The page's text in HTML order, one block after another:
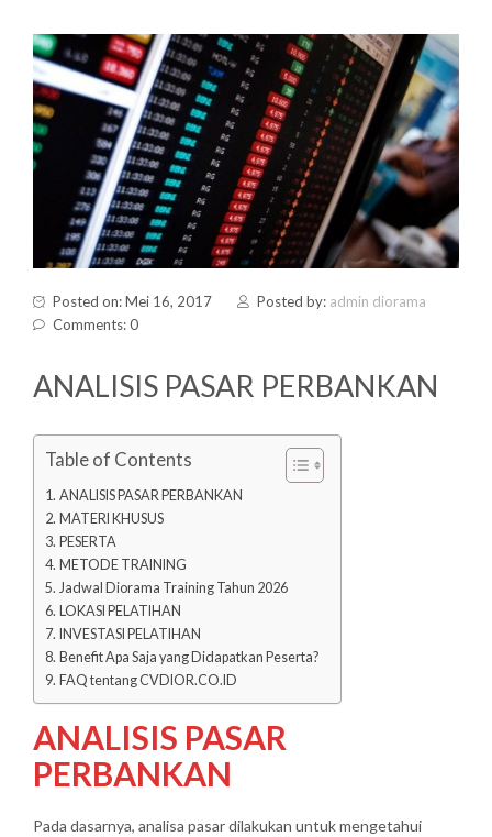
Posted on: Mei 16, 2017 Posted by: admin diorama
Comments: 0
ANALISIS PASAR PERBANKAN
Table of Contents
ANALISIS PASAR PERBANKAN
MATERI KHUSUS
PESERTA
METODE TRAINING
Jadwal Diorama Training Tahun 2026
LOKASI PELATIHAN
INVESTASI PELATIHAN
Benefit Apa Saja yang Didapatkan Peserta?
FAQ tentang CVDIOR.CO.ID
ANALISIS PASAR
PERBANKAN
Pada dasarnya, analisa pasar dilakukan untuk mengetahui